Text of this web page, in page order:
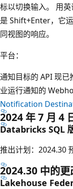
标以切换输入。 用
是 Shift+Enter，它
同视图的响应。
平台：
通知目标的 API 现
业运行通知的
Notification
2024 年 7 月 4
Databricks SQL
推出计划：2024.30
2024.30 中的更
Lakehouse